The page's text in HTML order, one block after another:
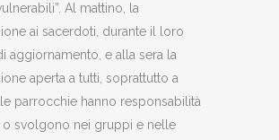
Al mattino, la
ai sacerdoti, durante il loro
aggiornamento, e alla sera la
aperta a tutti, soprattutto a
parrocchie hanno responsabilità
o svolgono nei gruppi e nelle